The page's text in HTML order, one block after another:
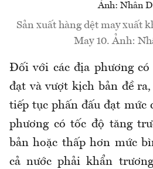
Sản xuất hàng dệt may xuất
May 10. Ảnh:
Đối với các địa phương
đạt và vượt kịch bản đề
tiếp tục phấn đấu đạt mức
phương có tốc độ tăng
bản hoặc thấp hơn mức
cả nước phải khẩn